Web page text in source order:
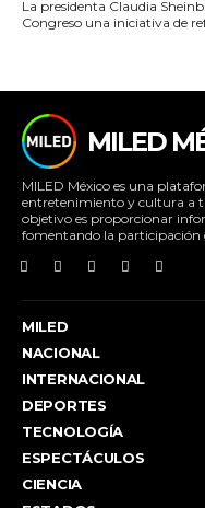
La presidenta Claudia
Congreso una iniciativa de
MILED
MILED México es una
entretenimiento y cultura a
objetivo es proporcionar
fomentando la participación
MILED
NACIONAL
INTERNACIONAL
DEPORTES
TECNOLOGÍA
ESPECTÁCULOS
CIENCIA